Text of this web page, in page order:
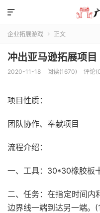

企业拓展游戏  正文
冲出亚马逊拓展项目
2020-11-18 阅读(1670) 评论
项目性质：
团队协作、奉献项目
流程介绍：
一、工具：30*30橡胶板
二、任务：在指定时间内
边界线一端到达另一端